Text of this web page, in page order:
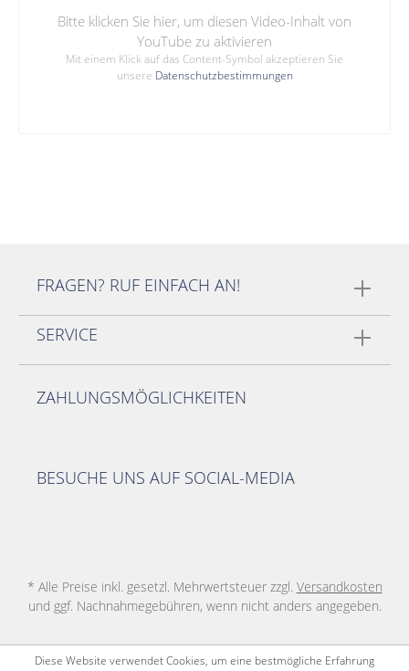
Bitte klicken Sie hier, um diesen Video-Inhalt von
YouTube zu aktivieren
Mit einem Klick auf das Content-Symbol akzeptieren Sie
unsere Datenschutzbestimmungen
FRAGEN? RUF EINFACH AN!
SERVICE
ZAHLUNGSMÖGLICHKEITEN
BESUCHE UNS AUF SOCIAL-MEDIA
* Alle Preise inkl. gesetzl. Mehrwertsteuer zzgl. Versandkosten
und ggf. Nachnahmegebühren, wenn nicht anders angegeben.
Diese Website verwendet Cookies, um eine bestmögliche Erfahrung